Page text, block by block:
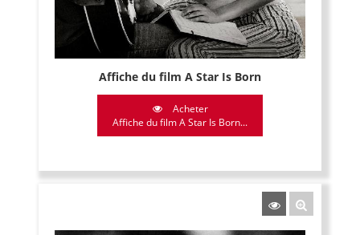
Affiche du film A Star Is Born
Acheter
Affiche du film A Star Is Born...